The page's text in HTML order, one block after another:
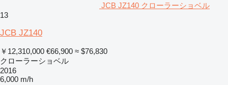
JCB JZ140 クローラーショベル
13
JCB JZ140
￥12,310,000 €66,900 ≈ $76,830
クローラーショベル
2016
6,000 m/h